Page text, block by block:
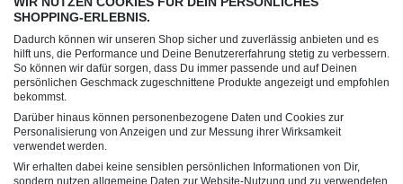
Jobs
Impressum
AGB
Datenschutz
Du hast Fragen?
SHOPPING-ERLEBNIS.
Dadurch können wir unseren Shop sicher und zuverlässig anbieten und es
hilft uns, die Performance und Deine Benutzererfahrung stetig zu verbessern.
So können wir dafür sorgen, dass Du immer passende und auf Deinen
persönlichen Geschmack zugeschnittene Produkte angezeigt und empfohlen
bekommst.
Darüber hinaus können personenbezogene Daten und Cookies zur
Personalisierung von Anzeigen und zur Messung ihrer Wirksamkeit
verwendet werden.
Wir erhalten dabei keine sensiblen persönlichen Informationen von Dir,
sondern nutzen allgemeine Daten zur Website-Nutzung und zu verwendeten